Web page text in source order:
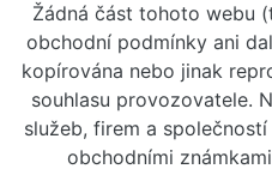
Žádná část tohoto webu
obchodní podmínky ani
kopírována nebo jinak
souhlasu provozovatele.
služeb, firem a
obchodními